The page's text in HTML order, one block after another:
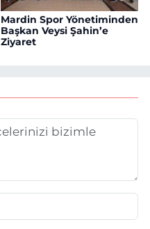
Mardin Spor Yönetiminden
Başkan Veysi Şahin’e
Ziyaret